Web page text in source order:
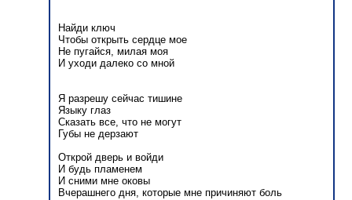
Найди ключ
Чтобы открыть сердце мое
Не пугайся, милая моя
И уходи далеко со мной
Я разрешу сейчас тишине
Языку глаз
Сказать все, что не могут
Губы не дерзают
Открой дверь и войди
И будь пламенем
И сними мне оковы
Вчерашнего дня, которые мне причиняют боль